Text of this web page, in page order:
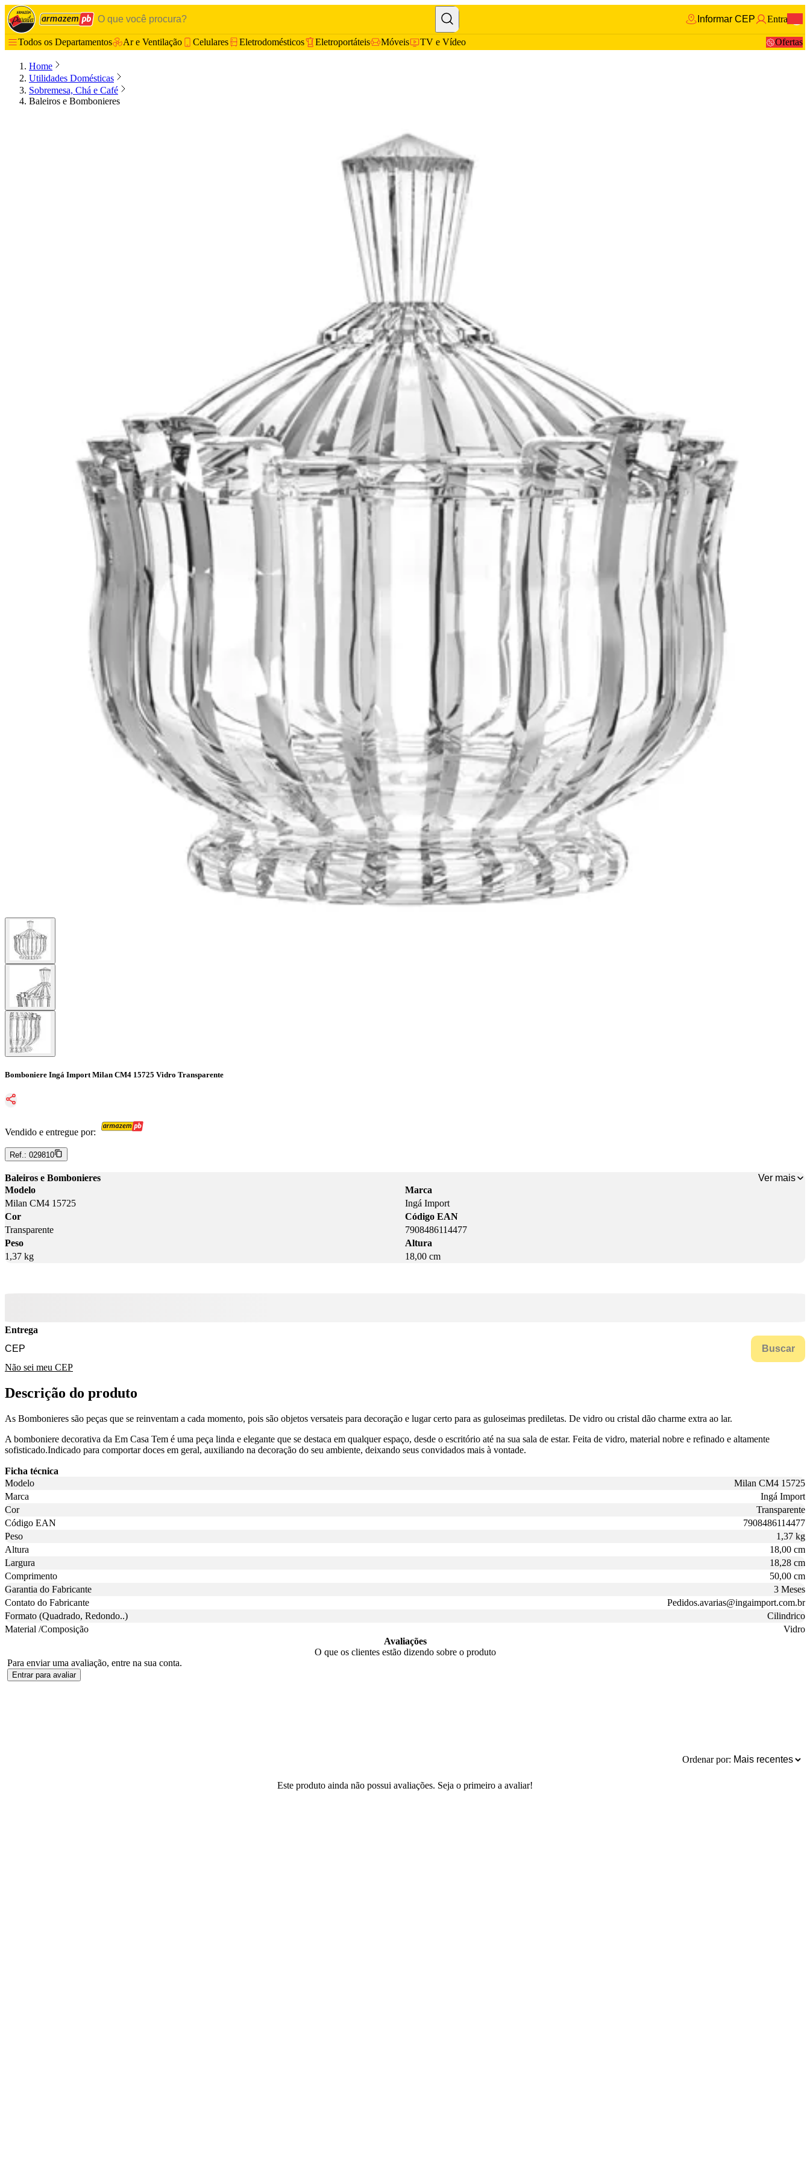
Informar CEP Entrar
Todos os Departamentos Ar e Ventilação Celulares Eletrodomésticos Eletroportáteis Móveis TV e Vídeo Ofertas
Home
Utilidades Domésticas
Sobremesa, Chá e Café
Baleiros e Bombonieres
Bomboniere Ingá Import Milan CM4 15725 Vidro Transparente
Vendido e entregue por:
Ref.: 029810
Baleiros e Bombonieres
Ver mais
Modelo
Milan CM4 15725
Marca
Ingá Import
Cor
Transparente
Código EAN
7908486114477
Peso
1,37 kg
Altura
18,00 cm
Entrega
Buscar
Não sei meu CEP
Descrição do produto
As Bombonieres são peças que se reinventam a cada momento, pois são objetos versateis para decoração e lugar certo para as guloseimas prediletas. De vidro ou cristal dão charme extra ao lar.
A bomboniere decorativa da Em Casa Tem é uma peça linda e elegante que se destaca em qualquer espaço, desde o escritório até na sua sala de estar. Feita de vidro, material nobre e refinado e altamente
sofisticado.Indicado para comportar doces em geral, auxiliando na decoração do seu ambiente, deixando seus convidados mais à vontade.
Ficha técnica
Modelo
Milan CM4 15725
Marca
Ingá Import
Cor
Transparente
Código EAN
7908486114477
Peso
1,37 kg
Altura
18,00 cm
Largura
18,28 cm
Comprimento
50,00 cm
Garantia do Fabricante
3 Meses
Contato do Fabricante
Pedidos.avarias@ingaimport.com.br
Formato (Quadrado, Redondo..)
Cilindrico
Material /Composição
Vidro
Avaliações
O que os clientes estão dizendo sobre o produto
Para enviar uma avaliação, entre na sua conta.
Entrar para avaliar
Ordenar por:
Este produto ainda não possui avaliações. Seja o primeiro a avaliar!